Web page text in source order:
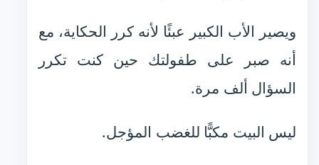
ويصير الأب الكبير عبئًا لأنه كرر الحكاية، مع
أنه صبر على طفولتك حين كنت تكرر
السؤال ألف مرة.
ليس البيت مكبًّا للغضب المؤجل.